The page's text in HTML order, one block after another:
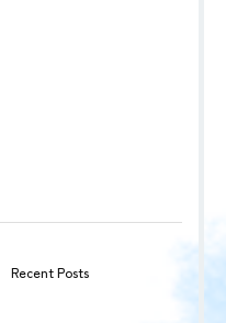
Recent Posts